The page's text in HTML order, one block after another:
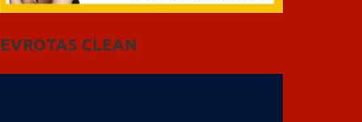
EVROTAS CLEAN